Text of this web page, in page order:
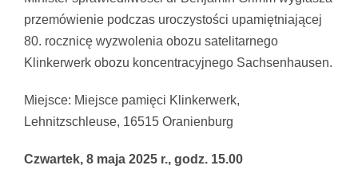
przemówienie podczas uroczystości upamiętniającej
80. rocznicę wyzwolenia obozu satelitarnego
Klinkerwerk obozu koncentracyjnego Sachsenhausen.
Miejsce: Miejsce pamięci Klinkerwerk,
Lehnitzschleuse, 16515 Oranienburg
Czwartek, 8 maja 2025 r., godz. 15.00